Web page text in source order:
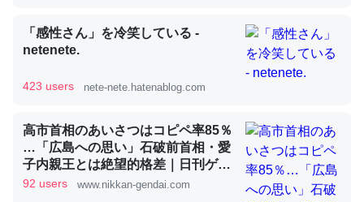
論文では「淡水はカルシウムも酸素も不足してて両方に不
利だから両方が拮抗してるのでは」とあって面白い。海に
いる鋏角類（カブトガニ・ウミグモ）はカルシウムを使わ
ずキチンを強化してる筈だが、酵素が違うのか？
「感性さん」を冷笑している -
netenete.
423 users nete-nete.hatenablog.com
高市首相のあいさつはコピペ率85％
…「広島への思い」石破前首相・愛
子内親王とは絶望的格差｜日刊ゲン
ダイDIGITAL
92 users www.nikkan-gendai.com